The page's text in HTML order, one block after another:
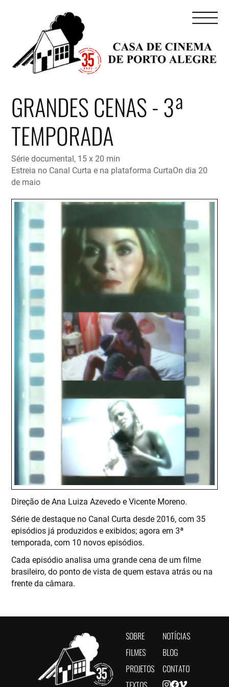
GRANDES CENAS - 3ª
TEMPORADA
Série documental, 15 x 20 min
Estreia no Canal Curta e na plataforma CurtaOn dia 20
de maio
Direção de Ana Luiza Azevedo e Vicente Moreno.
Série de destaque no Canal Curta desde 2016, com 35
episódios já produzidos e exibidos; agora em 3ª
temporada, com 10 novos episódios.
Cada episódio analisa uma grande cena de um filme
brasileiro, do ponto de vista de quem estava atrás ou na
frente da câmara.
SOBRE
FILMES
PROJETOS
TEXTOS
NOTÍCIAS
BLOG
CONTATO